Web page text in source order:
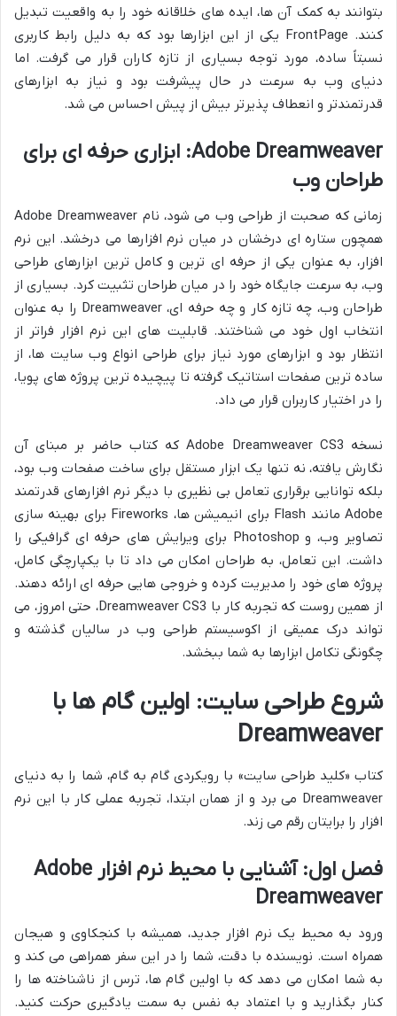
بتوانند به کمک آن ها، ایده های خلاقانه خود را به واقعیت تبدیل
کنند. FrontPage یکی از این ابزارها بود که به دلیل رابط کاربری
نسبتاً ساده، مورد توجه بسیاری از تازه کاران قرار می گرفت. اما
دنیای وب به سرعت در حال پیشرفت بود و نیاز به ابزارهای
قدرتمندتر و انعطاف پذیرتر بیش از پیش احساس می شد.
Adobe Dreamweaver: ابزاری حرفه ای برای
طراحان وب
زمانی که صحبت از طراحی وب می شود، نام Adobe Dreamweaver
همچون ستاره ای درخشان در میان نرم افزارها می درخشد. این نرم
افزار، به عنوان یکی از حرفه ای ترین و کامل ترین ابزارهای طراحی
وب، به سرعت جایگاه خود را در میان طراحان تثبیت کرد. بسیاری از
طراحان وب، چه تازه کار و چه حرفه ای، Dreamweaver را به عنوان
انتخاب اول خود می شناختند. قابلیت های این نرم افزار فراتر از
انتظار بود و ابزارهای مورد نیاز برای طراحی انواع وب سایت ها، از
ساده ترین صفحات استاتیک گرفته تا پیچیده ترین پروژه های پویا،
را در اختیار کاربران قرار می داد.
نسخه Adobe Dreamweaver CS3 که کتاب حاضر بر مبنای آن
نگارش یافته، نه تنها یک ابزار مستقل برای ساخت صفحات وب بود،
بلکه توانایی برقراری تعامل بی نظیری با دیگر نرم افزارهای قدرتمند
Adobe مانند Flash برای انیمیشن ها، Fireworks برای بهینه سازی
تصاویر وب، و Photoshop برای ویرایش های حرفه ای گرافیکی را
داشت. این تعامل، به طراحان امکان می داد تا با یکپارچگی کامل،
پروژه های خود را مدیریت کرده و خروجی هایی حرفه ای ارائه دهند.
از همین روست که تجربه کار با Dreamweaver CS3، حتی امروز، می
تواند درک عمیقی از اکوسیستم طراحی وب در سالیان گذشته و
چگونگی تکامل ابزارها به شما ببخشد.
شروع طراحی سایت: اولین گام ها با
Dreamweaver
کتاب «کلید طراحی سایت» با رویکردی گام به گام، شما را به دنیای
Dreamweaver می برد و از همان ابتدا، تجربه عملی کار با این نرم
افزار را برایتان رقم می زند.
فصل اول: آشنایی با محیط نرم افزار Adobe
Dreamweaver
ورود به محیط یک نرم افزار جدید، همیشه با کنجکاوی و هیجان
همراه است. نویسنده با دقت، شما را در این سفر همراهی می کند و
به شما امکان می دهد که با اولین گام ها، ترس از ناشناخته ها را
کنار بگذارید و با اعتماد به نفس به سمت یادگیری حرکت کنید.